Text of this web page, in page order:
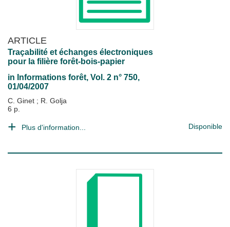
ARTICLE
Traçabilité et échanges électroniques
pour la filière forêt-bois-papier
in Informations forêt, Vol. 2 n° 750,
01/04/2007
C. Ginet ; R. Golja
6 p.
Plus d'information... Disponible